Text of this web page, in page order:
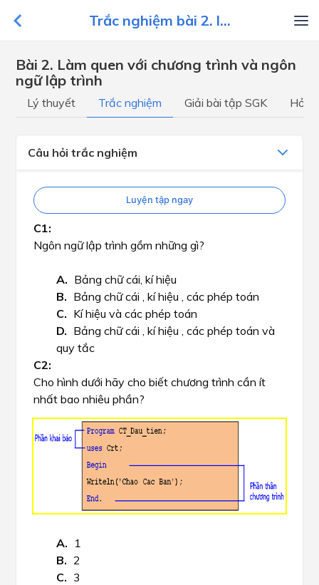
Trắc nghiệm bài 2. l...
Bài 2. Làm quen với chương trình và ngôn
ngữ lập trình
Lý thuyết Trắc nghiệm Giải bài tập SGK Hỏi
Câu hỏi trắc nghiệm
Luyện tập ngay
Ngôn ngữ lập trình gồm những gì?​​​
Bảng chữ cái, kí hiệu
Bảng chữ cái , kí hiệu , các phép toán
Kí hiệu và các phép toán
Bảng chữ cái , kí hiệu , các phép toán và
quy tắc
Cho hình dưới hãy cho biết chương trình cần ít
nhất bao nhiêu phần?
1
2
3